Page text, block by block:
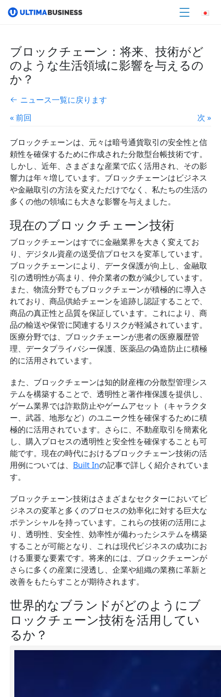
ブロックチェーン：将来、技術がど
のような生活領域に影響を与えるの
か？
ニュース一覧に戻ります
« 前回
次 »
ブロックチェーンは、元々は暗号通貨取引の安全性と信
頼性を確保するために作成された分散型台帳技術です。
しかし、近年、さまざまな産業で広く活用され、その影
響力は年々増しています。ブロックチェーンはビジネス
や金融取引の方法を変えただけでなく、私たちの生活の
多くの他の領域にも大きな影響を与えました。
現在のブロックチェーン技術
ブロックチェーンはすでに金融業界を大きく変えてお
り、デジタル資産の送受信プロセスを変革しています。
ブロックチェーンにより、データ保護が向上し、金融取
引の透明性が高まり、仲介業者の数が減少しています。
また、物流分野でもブロックチェーンが積極的に導入さ
れており、商品供給チェーンを追跡し認証することで、
商品の真正性と品質を保証しています。これにより、商
品の輸送や保管に関連するリスクが軽減されています。
医療分野では、ブロックチェーンが患者の医療履歴管
理、データプライバシー保護、医薬品の偽造防止に積極
的に活用されています。
また、ブロックチェーンは知的財産権の分散型管理シス
テムを構築することで、透明性と著作権保護を提供し、
ゲーム業界では詐欺防止やゲームアセット（キャラクタ
ー、武器、地形など）のユニーク性を確保するために積
極的に活用されています。さらに、不動産取引を簡素化
し、購入プロセスの透明性と安全性を確保することも可
能です。現在の時代におけるブロックチェーン技術の活
用例については、 Built Inの記事で詳しく紹介されていま
す。
ブロックチェーン技術はさまざまなセクターにおいてビ
ジネスの変革と多くのプロセスの効率化に対する巨大な
ポテンシャルを持っています。これらの技術の活用によ
り、透明性、安全性、効率性が備わったシステムを構築
することが可能となり、これは現代ビジネスの成功にお
ける重要な要素です。将来的には、ブロックチェーンが
さらに多くの産業に浸透し、企業や組織の業務に革新と
改善をもたらすことが期待されます。
世界的なブランドがどのようにブ
ロックチェーン技術を活用してい
るか？